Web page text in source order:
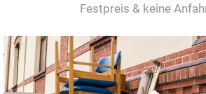
Festpreis & keine